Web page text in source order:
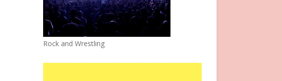
Rock and Wrestling